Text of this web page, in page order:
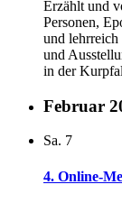
Erzählt und
Personen,
und lehrreich
und
in der
Februar
Sa. 7
4. Online-